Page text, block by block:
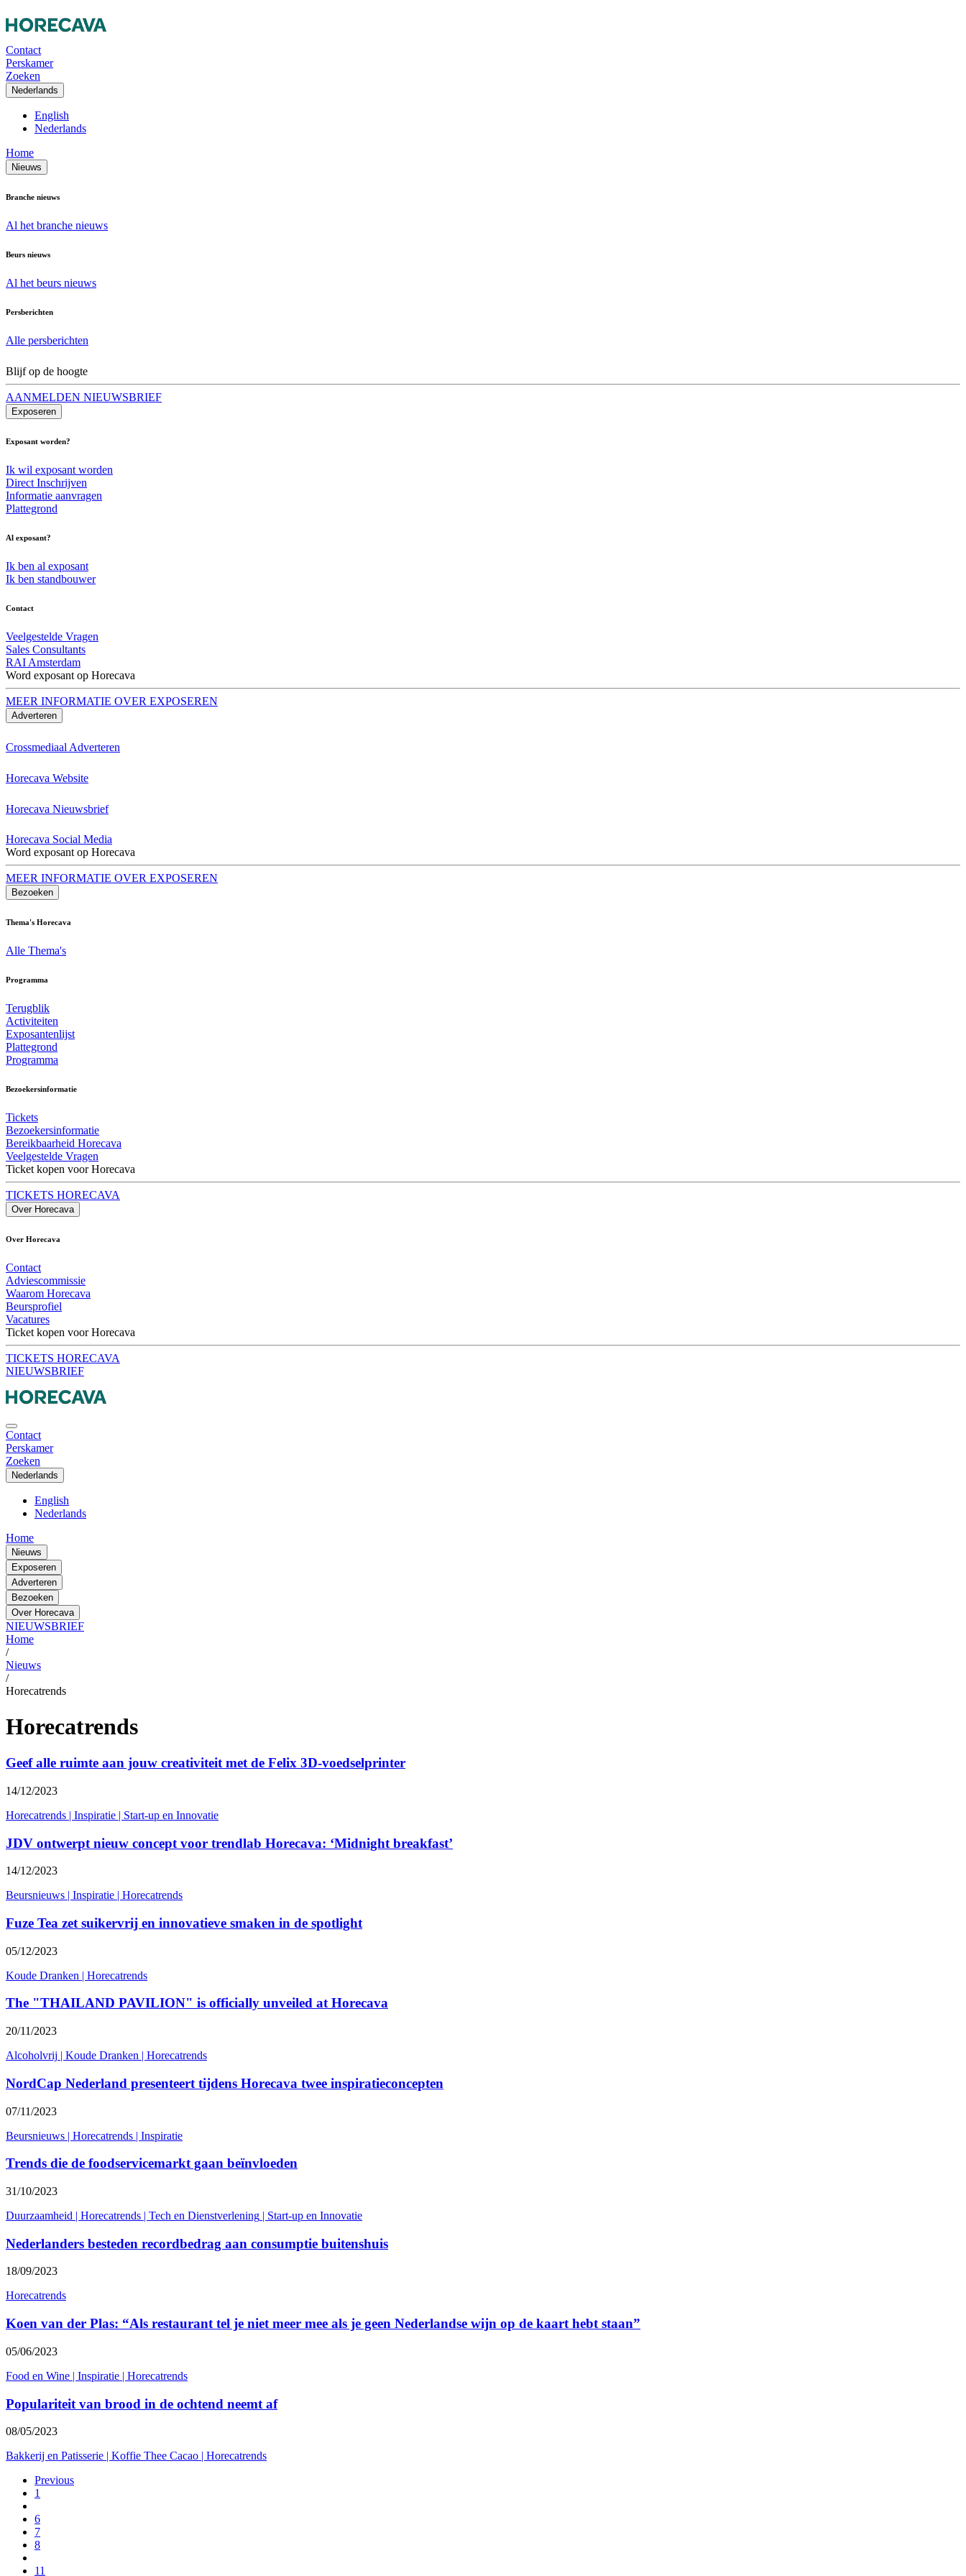
Contact
Perskamer
Zoeken
Nederlands
English
Nederlands
Home
Nieuws
Branche nieuws
Al het branche nieuws
Beurs nieuws
Al het beurs nieuws
Persberichten
Alle persberichten
Blijf op de hoogte
AANMELDEN NIEUWSBRIEF
Exposeren
Exposant worden?
Ik wil exposant worden
Direct Inschrijven
Informatie aanvragen
Plattegrond
Al exposant?
Ik ben al exposant
Ik ben standbouwer
Contact
Veelgestelde Vragen
Sales Consultants
RAI Amsterdam
Word exposant op Horecava
MEER INFORMATIE OVER EXPOSEREN
Adverteren
Crossmediaal Adverteren
Horecava Website
Horecava Nieuwsbrief
Horecava Social Media
Word exposant op Horecava
MEER INFORMATIE OVER EXPOSEREN
Bezoeken
Thema's Horecava
Alle Thema's
Programma
Terugblik
Activiteiten
Exposantenlijst
Plattegrond
Programma
Bezoekersinformatie
Tickets
Bezoekersinformatie
Bereikbaarheid Horecava
Veelgestelde Vragen
Ticket kopen voor Horecava
TICKETS HORECAVA
Over Horecava
Over Horecava
Contact
Adviescommissie
Waarom Horecava
Beursprofiel
Vacatures
Ticket kopen voor Horecava
TICKETS HORECAVA
NIEUWSBRIEF
Contact
Perskamer
Zoeken
Nederlands
English
Nederlands
Home
Nieuws
Exposeren
Adverteren
Bezoeken
Over Horecava
NIEUWSBRIEF
Home
/
Nieuws
/
Horecatrends
Horecatrends
Geef alle ruimte aan jouw creativiteit met de Felix 3D-voedselprinter
14/12/2023
Horecatrends | Inspiratie | Start-up en Innovatie
JDV ontwerpt nieuw concept voor trendlab Horecava: ‘Midnight breakfast’
14/12/2023
Beursnieuws | Inspiratie | Horecatrends
Fuze Tea zet suikervrij en innovatieve smaken in de spotlight
05/12/2023
Koude Dranken | Horecatrends
The "THAILAND PAVILION" is officially unveiled at Horecava
20/11/2023
Alcoholvrij | Koude Dranken | Horecatrends
NordCap Nederland presenteert tijdens Horecava twee inspiratieconcepten
07/11/2023
Beursnieuws | Horecatrends | Inspiratie
Trends die de foodservicemarkt gaan beïnvloeden
31/10/2023
Duurzaamheid | Horecatrends | Tech en Dienstverlening | Start-up en Innovatie
Nederlanders besteden recordbedrag aan consumptie buitenshuis
18/09/2023
Horecatrends
Koen van der Plas: “Als restaurant tel je niet meer mee als je geen Nederlandse wijn op de kaart hebt staan”
05/06/2023
Food en Wine | Inspiratie | Horecatrends
Populariteit van brood in de ochtend neemt af
08/05/2023
Bakkerij en Patisserie | Koffie Thee Cacao | Horecatrends
Previous
1
6
7
8
11